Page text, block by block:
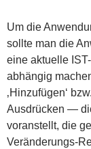
Um die
sollte man die
eine aktuelle
abhängig
‚Hinzufügen‘
Ausdrücken —
voranstellt, die
Veränderungs-